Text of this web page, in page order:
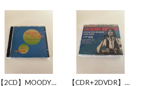
【2CD】MOODY 【CDR+2DVDR】